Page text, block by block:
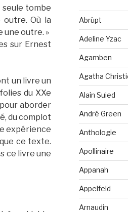
seule tombe
Où la
une outre. »
sur Ernest
un livre un
du XXe
aborder
du complot
expérience
ce texte.
ce livre une
Abrüpt
Adeline Yzac
Agamben
Agatha
Alain Suied
André Green
Anthologie
Apollinaire
Appanah
Appelfeld
Arnaudin